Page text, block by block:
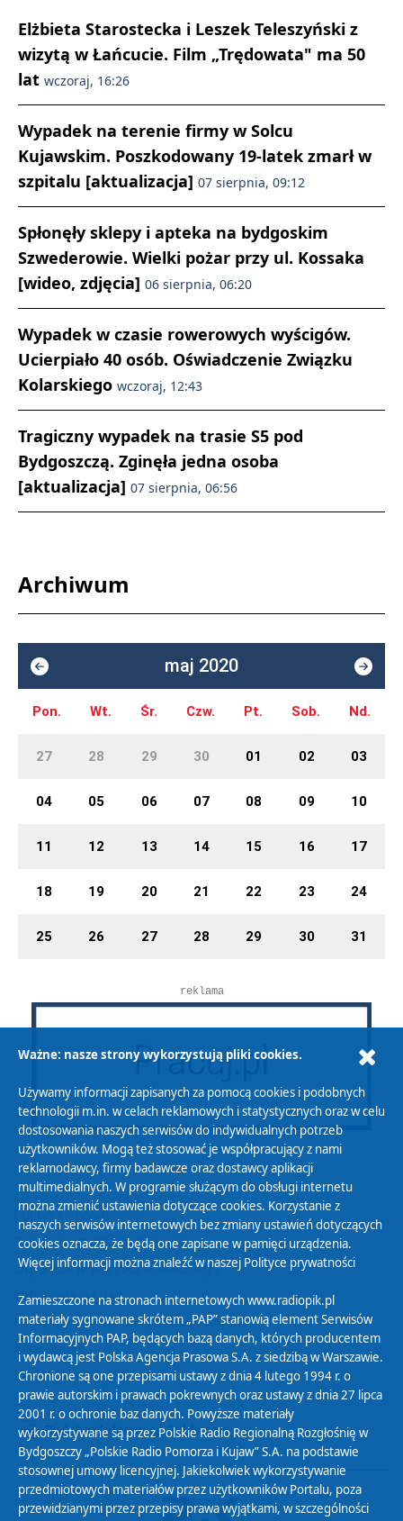
Elżbieta Starostecka i Leszek Teleszyński z
wizytą w Łańcucie. Film „Trędowata" ma 50
lat wczoraj, 16:26
Wypadek na terenie firmy w Solcu
Kujawskim. Poszkodowany 19-latek zmarł w
szpitalu [aktualizacja] 07 sierpnia, 09:12
Spłonęły sklepy i apteka na bydgoskim
Szwederowie. Wielki pożar przy ul. Kossaka
[wideo, zdjęcia] 06 sierpnia, 06:20
Wypadek w czasie rowerowych wyścigów.
Ucierpiało 40 osób. Oświadczenie Związku
Kolarskiego wczoraj, 12:43
Tragiczny wypadek na trasie S5 pod
Bydgoszczą. Zginęła jedna osoba
[aktualizacja] 07 sierpnia, 06:56
Archiwum
maj 2020
Pon. Wt. Śr. Czw. Pt. Sob. Nd.
27 28 29 30 01 02 03
04 05 06 07 08 09 10
11 12 13 14 15 16 17
18 19 20 21 22 23 24
25 26 27 28 29 30 31
reklama
Polityka Prywatności
Zasady korzystania z Serwisu
Organizacje Pożytku Publicznego
Cyfryzacja DAB+
Polityka ochrony danych osobowych
Abonament
Zamówienia publiczne
Biuletyn Informacji Publicznej
Ważne: nasze strony wykorzystują pliki cookies.
Używamy informacji zapisanych za pomocą cookies i podobnych
technologii m.in. w celach reklamowych i statystycznych oraz w celu
dostosowania naszych serwisów do indywidualnych potrzeb
użytkowników. Mogą też stosować je współpracujący z nami
reklamodawcy, firmy badawcze oraz dostawcy aplikacji
multimedialnych. W programie służącym do obsługi internetu
można zmienić ustawienia dotyczące cookies. Korzystanie z
naszych serwisów internetowych bez zmiany ustawień dotyczących
cookies oznacza, że będą one zapisane w pamięci urządzenia.
Więcej informacji można znaleźć w naszej Polityce prywatności
Zamieszczone na stronach internetowych www.radiopik.pl
materiały sygnowane skrótem „PAP” stanowią element Serwisów
Informacyjnych PAP, będących bazą danych, których producentem
i wydawcą jest Polska Agencja Prasowa S.A. z siedzibą w Warszawie.
Chronione są one przepisami ustawy z dnia 4 lutego 1994 r. o
prawie autorskim i prawach pokrewnych oraz ustawy z dnia 27 lipca
2001 r. o ochronie baz danych. Powyższe materiały
wykorzystywane są przez Polskie Radio Regionalną Rozgłośnię w
Bydgoszczy „Polskie Radio Pomorza i Kujaw” S.A. na podstawie
stosownej umowy licencyjnej. Jakiekolwiek wykorzystywanie
przedmiotowych materiałów przez użytkowników Portalu, poza
przewidzianymi przez przepisy prawa wyjątkami, w szczególności